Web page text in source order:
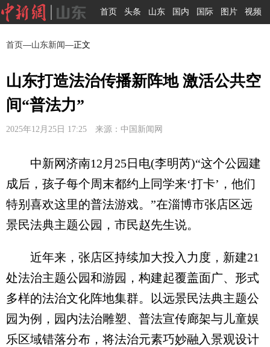
首页 头条 山东 国内 国际 图片 视频
首页—山东新闻—正文
山东打造法治传播新阵地 激活公共空
间“普法力”
2025年12月25日 17:25 来源：中国新闻网
中新网济南12月25日电(李明芮)“这个公园建
成后，孩子每个周末都约上同学来‘打卡’，他们
特别喜欢这里的普法游戏。”在淄博市张店区远
景民法典主题公园，市民赵先生说。
近年来，张店区持续加大投入力度，新建21
处法治主题公园和游园，构建起覆盖面广、形式
多样的法治文化阵地集群。以远景民法典主题公
园为例，园内法治雕塑、普法宣传廊架与儿童娱
乐区域错落分布，将法治元素巧妙融入景观设计